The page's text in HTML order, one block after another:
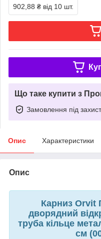
902,88 ₴ від 10 шт.
Що таке купити з
Замовлення під
Опис Характеристики
Опис
Карниз Orvit
дворядний
труба кільце
см